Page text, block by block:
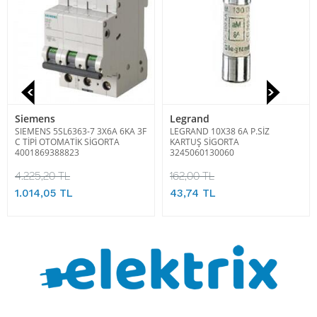
Siemens
SIEMENS 5SL6363-7 3X6A 6KA 3F
C TİPİ OTOMATİK SİGORTA
4001869388823
4.225,20 TL
1.014,05 TL
Legrand
LEGRAND 10X38 6A P.SİZ
KARTUŞ SİGORTA
3245060130060
162,00 TL
43,74 TL